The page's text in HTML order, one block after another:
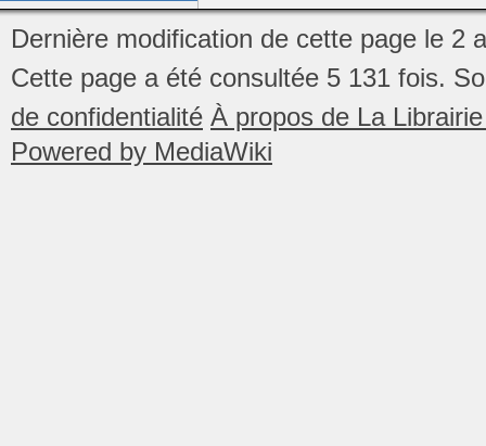
Dernière modification de cette page le 2
Cette page a été consultée 5 131 fois.
de confidentialité À propos de La
Powered by MediaWiki